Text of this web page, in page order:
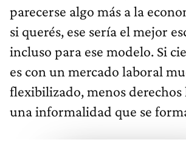
parecerse algo más a la
si querés, ese sería el mejor
incluso para ese modelo. Si
es con un mercado laboral
flexibilizado, menos derechos
una informalidad que se